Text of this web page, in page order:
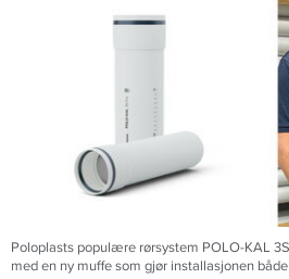
Poloplasts populære rørsystem POLO-KAL
med en ny muffe som gjør installasjonen